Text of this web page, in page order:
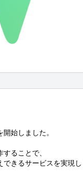
始しました。
ることで、
きるサービスを実現し